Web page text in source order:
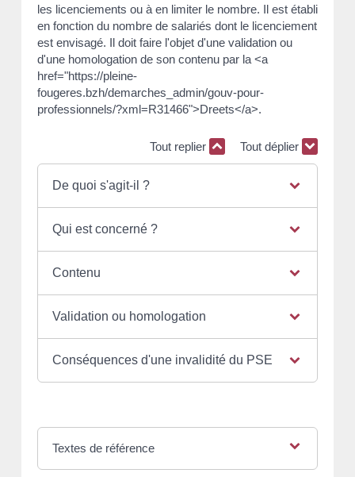
les licenciements ou à en limiter le nombre. Il est établi
en fonction du nombre de salariés dont le licenciement
est envisagé. Il doit faire l'objet d'une validation ou
d'une homologation de son contenu par la <a
href="https://pleine-
fougeres.bzh/demarches_admin/gouv-pour-
professionnels/?xml=R31466">Dreets</a>.
Tout replier Tout déplier
De quoi s'agit-il ?
Qui est concerné ?
Contenu
Validation ou homologation
Conséquences d'une invalidité du PSE
Textes de référence